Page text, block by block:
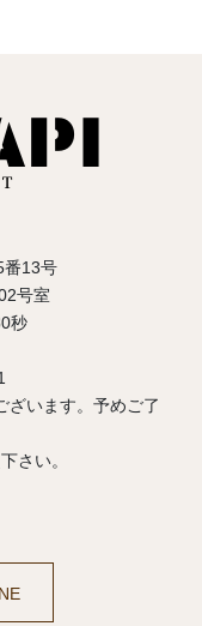
番13号
号室
秒
ざいます。予めご了
さい。